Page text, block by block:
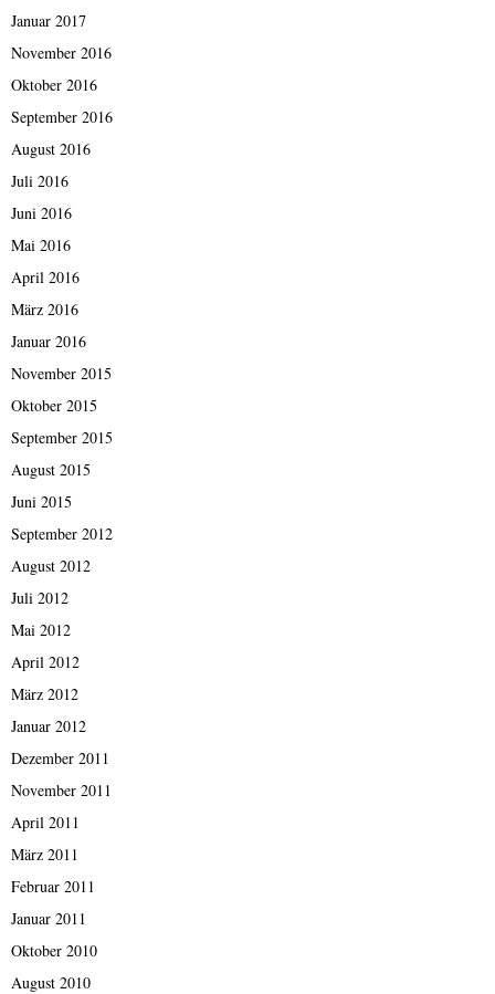
Januar 2017
November 2016
Oktober 2016
September 2016
August 2016
Juli 2016
Juni 2016
Mai 2016
April 2016
März 2016
Januar 2016
November 2015
Oktober 2015
September 2015
August 2015
Juni 2015
September 2012
August 2012
Juli 2012
Mai 2012
April 2012
März 2012
Januar 2012
Dezember 2011
November 2011
April 2011
März 2011
Februar 2011
Januar 2011
Oktober 2010
August 2010